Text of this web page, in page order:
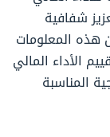
شفافية
هذه المعلومات
الأداء المالي
المناسبة